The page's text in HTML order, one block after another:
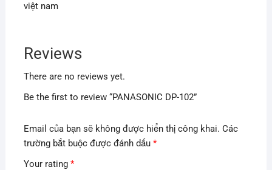
việt nam
Reviews
There are no reviews yet.
Be the first to review “PANASONIC DP-102”
Email của bạn sẽ không được hiển thị công khai. Các
trường bắt buộc được đánh dấu *
Your rating *